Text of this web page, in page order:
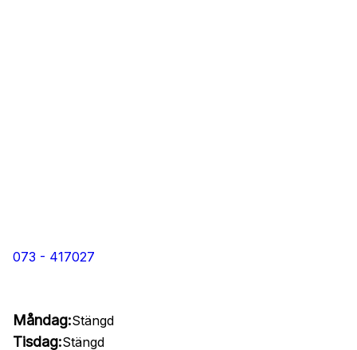
073 - 417027
Måndag:Stängd
Tisdag:Stängd